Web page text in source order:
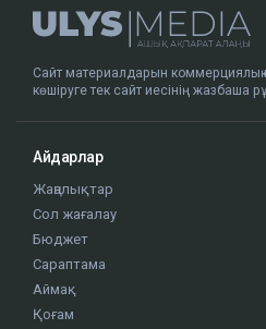
Сайт материалдарын коммерциялық
көшіруге тек сайт иесінің жазбаша
Айдарлар
Жаңалықтар
Сол жағалау
Бюджет
Сараптама
Аймақ
Қоғам